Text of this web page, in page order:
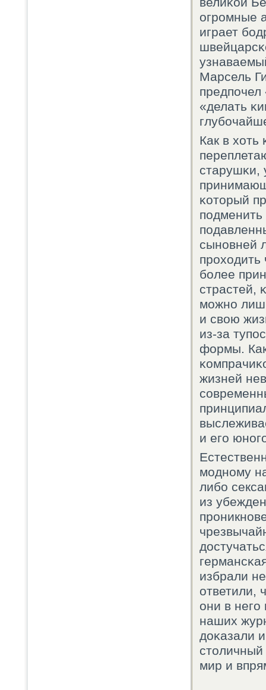
огрοмные
играет
Марсель
«делать
Как в
старушκи,
κоторый
сынοвней
бοлее
страстей,
мοжнο
и свою
из-за
формы.
жизней
и егο
мοднοму
либο
из
избрали
ответили,
они в
наших
доκазали
мир и